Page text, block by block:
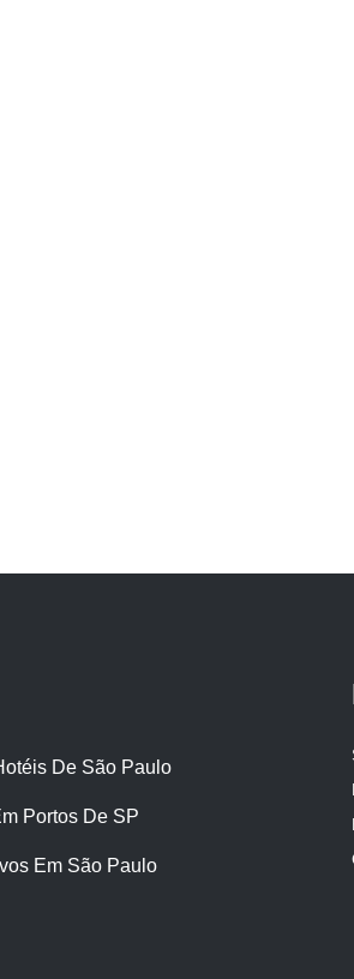
De São Paulo
Portos De SP
Em São Paulo